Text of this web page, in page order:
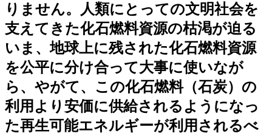
りません。人類にとっての文明社会を
支えてきた化石燃料資源の枯渇が迫る
いま、地球上に残された化石燃料資源
を公平に分け合って大事に使いなが
ら、やがて、この化石燃料（石炭）の
利用より安価に供給されるようになっ
た再生可能エネルギーが利用されるべ